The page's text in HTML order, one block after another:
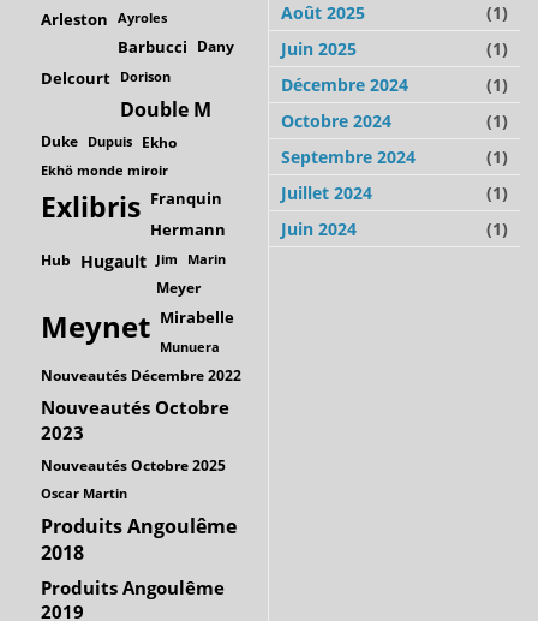
Arleston Ayroles
Barbucci Dany
Delcourt Dorison
Double M
Duke Dupuis Ekho
Ekhö monde miroir
Exlibris Franquin
Hermann
Hub Hugault Jim Marin
Meyer
Meynet Mirabelle
Munuera
Nouveautés Décembre 2022
Nouveautés Octobre
2023
Nouveautés Octobre 2025
Oscar Martin
Produits Angoulême
2018
Produits Angoulême
2019
Août 2025
(1)
Juin 2025
(1)
Décembre 2024
(1)
Octobre 2024
(1)
Septembre 2024
(1)
Juillet 2024
(1)
Juin 2024
(1)